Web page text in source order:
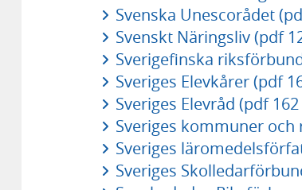
Svenska Unescorådet
Svenskt Näringsliv (pdf
Sverigefinska
Sveriges Elevkårer (pdf
Sveriges Elevråd (pdf
Sveriges kommuner och
Sveriges
Sveriges